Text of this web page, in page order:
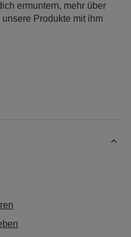
ermuntern, mehr über
Produkte mit ihm